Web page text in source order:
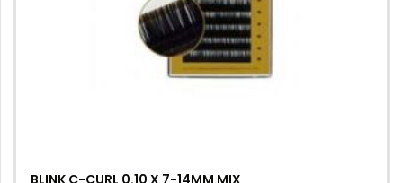
BLINK C-CURL 0.10 X 7-14MM MIX